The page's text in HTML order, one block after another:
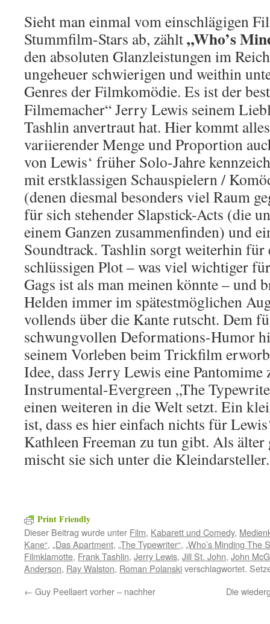
Sieht man einmal vom einschlägigen
Stummfilm-Stars ab, zählt„Who’s
den absoluten Glanzleistungen im
ungeheuer schwierigen und weithin
Genres der Filmkomödie. Es ist der
Filmemacher“ Jerry Lewis seinem
Tashlin anvertraut hat. Hier kommt
variierender Menge und Proportion
von Lewis‘ früher Solo-Jahre
mit erstklassigen Schauspielern /
(denen diesmal besonders viel Raum
für sich stehender Slapstick-Acts (die
einem Ganzen zusammenfinden) und
Soundtrack. Tashlin sorgt weiterhin
schlüssigen Plot – was viel wichtiger
Gags ist als man meinen könnte – und
Helden immer im spätestmöglichen
vollends über die Kante rutscht. Dem
schwungvollen Deformations-Humor
seinem Vorleben beim Trickfilm
Idee, dass Jerry Lewis eine
Instrumental-Evergreen „The
einen weiteren in die Welt setzt. Ein
ist, dass es hier einfach nichts für
Kathleen Freeman zu tun gibt. Als
mischt sie sich unter die Kleindarsteller.
Print Friendly
Dieser Beitrag wurde unter Film, Kabarett und Comedy,
Kane“, „Das Apartment, „The Typewriter“, „Who’s Minding The
Filmklamotte, Frank Tashlin, Jerry Lewis, Jill St. John, John
Anderson, Ray Walston, Roman Polanskiverschlagwortet.
← Guy Peellaert vorher – nachher Die